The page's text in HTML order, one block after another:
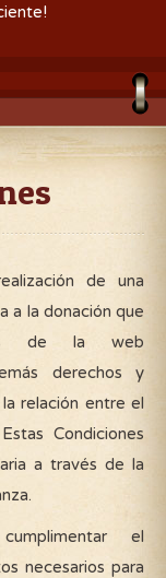
de una
a la donación que
de la web
derechos y
relación entre el
Condiciones
a través de la
el
necesarios para